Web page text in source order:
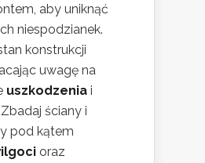
aby uniknąć
niespodzianek.
konstrukcji
uwagę na
uszkodzenia i
ściany i
pod kątem
oraz